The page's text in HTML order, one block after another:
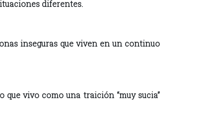
diferentes.
inseguras que viven en un continuo
vivo como una traición “muy sucia”